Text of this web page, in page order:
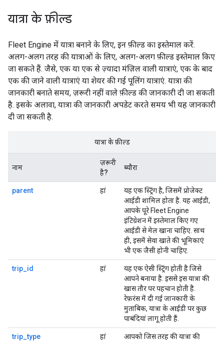
यात्रा के फ़ील्ड
Fleet Engine में यात्रा बनाने के लिए, इन फ़ील्ड का इस्तेमाल करें.
अलग-अलग तरह की यात्राओं के लिए, अलग-अलग फ़ील्ड इस्तेमाल किए
जा सकते हैं. जैसे, एक या एक से ज़्यादा मंज़िल वाली यात्राएं, एक के बाद
एक की जाने वाली यात्राएं या शेयर की गई पूलिंग यात्राएं. यात्रा की
जानकारी बनाते समय, ज़रूरी नहीं वाले फ़ील्ड की जानकारी दी जा सकती
है. इसके अलावा, यात्रा की जानकारी अपडेट करते समय भी यह जानकारी
दी जा सकती है.
यात्रा के फ़ील्ड
नाम
ज़रूरी
है?
ब्यौरा
parent हां
यह एक स्ट्रिंग है, जिसमें प्रोजेक्ट
आईडी शामिल होता है. यह आईडी,
आपके पूरे Fleet Engine
इंटिग्रेशन में इस्तेमाल किए गए
आईडी से मेल खाना चाहिए. साथ
ही, इसमें सेवा खाते की भूमिकाएं
भी एक जैसी होनी चाहिए.
trip_id हां
यह एक ऐसी स्ट्रिंग होती है जिसे
आपने बनाया है. इससे इस यात्रा की
खास तौर पर पहचान होती है.
रेफ़रंस में दी गई जानकारी के
मुताबिक, यात्रा के आईडी पर कुछ
पाबंदियां लागू होती हैं.
trip_type हां
आपको जिस तरह की यात्रा की